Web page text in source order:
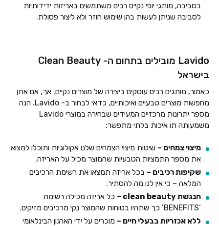
בסביבה, מותגי יופי נקיים רבים משתמשים באריזות ידידותיות
לסביבה שניתן לעשות בהן שימוש חוזר ולא ליצור פסולת.
Lavido מובילים בתחום ה- Clean Beauty
בישראל
כאמור, מותגים רבים עוסקים ביצירה של מוצרים נקיים. אך, אם אתן
מחפשות מוצרים טבעיים ואיכותיים, כדאי לבחור ב- Lavido. הנה
מספר יתרונות מרכזיים המעידים שבחירה במוצרי Lavido
משמעותה תו איכות בלתי מתפשר:
מיצוי צמחים – שיטות מיצוי הצמחים שלנו אקולוגיות ותוכלו למצוא
את מספר התמציות הטבעיות שהמוצר מכיל על האריזה.
שקיפות רכיבים – בכל אריזה תמצאו את רשימת הרכיבים
המלאה – כי אין לנו מה להסתיר.
הנגשת clean beauty –
כל אריזה מכילה רשימת
‘BENEFITS’ כך שתהיו בטוחות שהמוצר נקי מרכיבים מזיקים.
ללא אכזריות בבעלי חיים – מוכרים על ידי הארגון הבינלאומי